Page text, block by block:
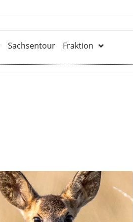
Sachsentour Fraktion